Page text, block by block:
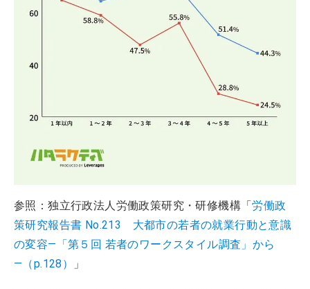
参照：独立行政法人労働政策研究・研修機構「労働政
策研究報告書 No.213 大都市の若者の就業行動と意識
の変容―「第５回 若者のワークスタイル調査」から
―（p.128）
」